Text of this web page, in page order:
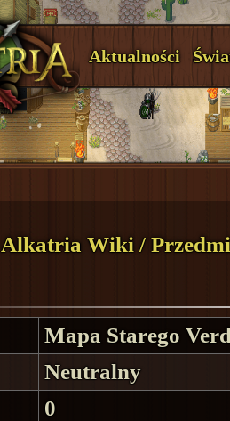
Aktualności
Alkatria Wiki /
Mapa Starego
Neutralny
0